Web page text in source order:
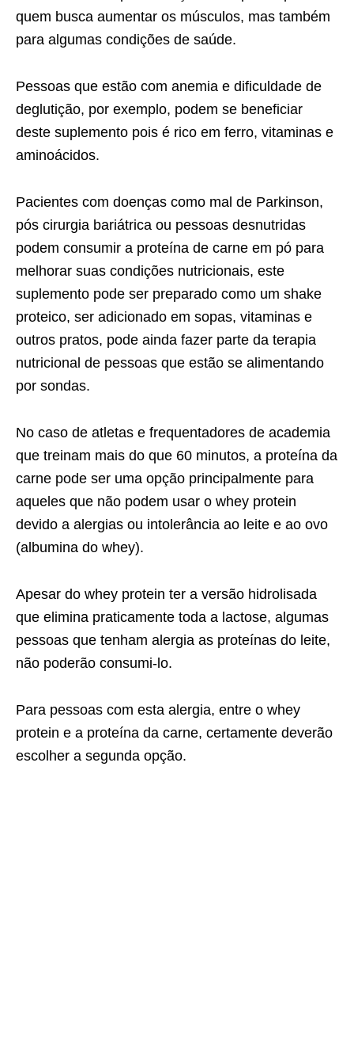
quem busca aumentar os músculos, mas também
para algumas condições de saúde.
Pessoas que estão com anemia e dificuldade de
deglutição, por exemplo, podem se beneficiar
deste suplemento pois é rico em ferro, vitaminas e
aminoácidos.
Pacientes com doenças como mal de Parkinson,
pós cirurgia bariátrica ou pessoas desnutridas
podem consumir a proteína de carne em pó para
melhorar suas condições nutricionais, este
suplemento pode ser preparado como um shake
proteico, ser adicionado em sopas, vitaminas e
outros pratos, pode ainda fazer parte da terapia
nutricional de pessoas que estão se alimentando
por sondas.
No caso de atletas e frequentadores de academia
que treinam mais do que 60 minutos, a proteína da
carne pode ser uma opção principalmente para
aqueles que não podem usar o whey protein
devido a alergias ou intolerância ao leite e ao ovo
(albumina do whey).
Apesar do whey protein ter a versão hidrolisada
que elimina praticamente toda a lactose, algumas
pessoas que tenham alergia as proteínas do leite,
não poderão consumi-lo.
Para pessoas com esta alergia, entre o whey
protein e a proteína da carne, certamente deverão
escolher a segunda opção.